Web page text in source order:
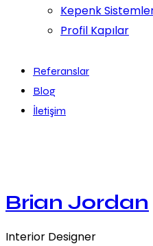
Kepenk
Profil Kapılar
Referanslar
Blog
İletişim
Brian Jordan
Interior Designer